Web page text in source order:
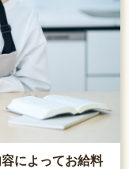
によってお給料